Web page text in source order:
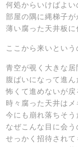
何処からいけばよい
部屋の隅に縄梯子が
薄い腐った天井板に
ここから来いという
青空が覗く大きな居
腹ばいになって進ん
怖くて進めないが戻
時々腐った天井はメ
今にも崩れ落ちそう
なぜこんな目に会う
せっかく招待されて